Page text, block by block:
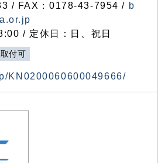
/ FAX：0178-43-7954 / b
/ 定休日：日、祝日
付可
KN0200060600049666/